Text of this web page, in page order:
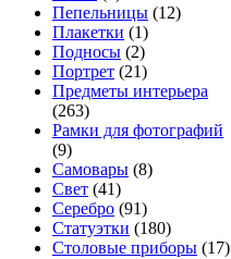
Пепельницы (12)
Плакетки (1)
Подносы (2)
Портрет (21)
Предметы интерьера
(263)
Рамки для фотографий
(9)
Самовары (8)
Свет (41)
Серебро (91)
Статуэтки (180)
Столовые приборы (17)